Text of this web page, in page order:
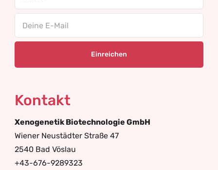
Kontakt
Xenogenetik Biotechnologie GmbH
Wiener Neustädter Straße 47
2540 Bad Vöslau
+43-676-9289323